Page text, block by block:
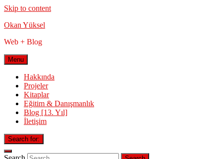
Skip to content
Okan Yüksel
Web + Blog
Menu
Hakkında
Projeler
Kitaplar
Eğitim & Danışmanlık
Blog [13. Yıl]
İletişim
Search for: